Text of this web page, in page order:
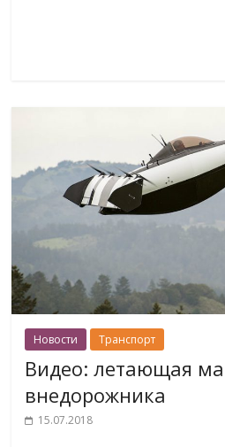
Новости Транспорт
Видео: летающая
внедорожника
15.07.2018